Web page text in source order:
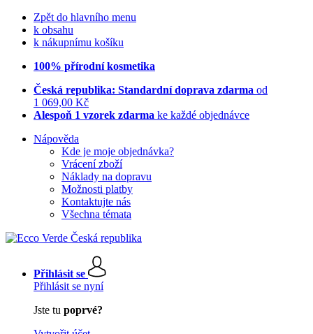
Zpět do hlavního menu
k obsahu
k nákupnímu košíku
100% přírodní kosmetika
Česká republika: Standardní doprava zdarma od
1 069,00 Kč
Alespoň 1 vzorek zdarma ke každé objednávce
Nápověda
Kde je moje objednávka?
Vrácení zboží
Náklady na dopravu
Možnosti platby
Kontaktujte nás
Všechna témata
Přihlásit se
Přihlásit se nyní
Jste tu poprvé?